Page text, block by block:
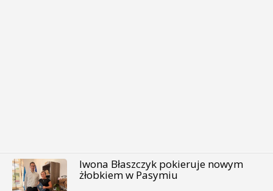
Iwona Błaszczyk pokieruje nowym
żłobkiem w Pasymiu